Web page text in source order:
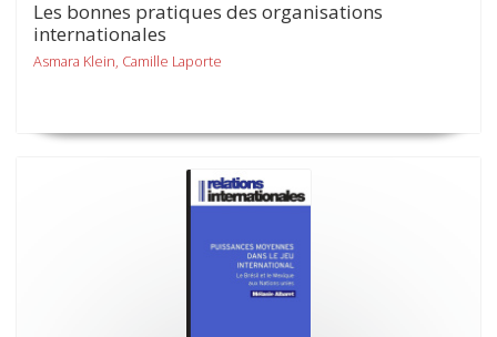
Les bonnes pratiques des organisations
internationales
Asmara Klein, Camille Laporte